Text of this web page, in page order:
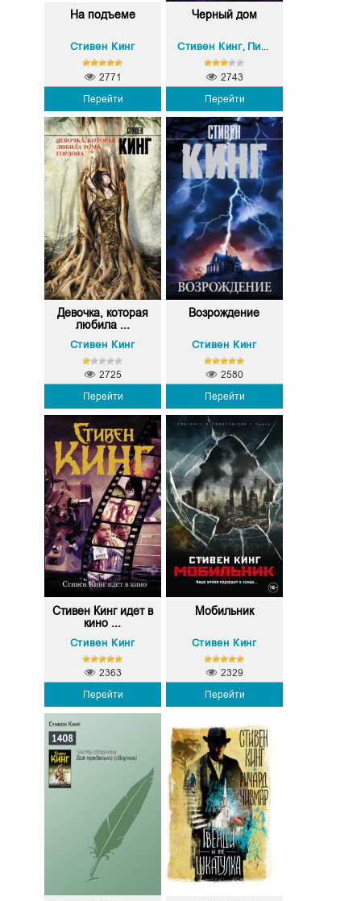
На подъеме
Стивен Кинг
Перейти
2771
Черный дом
Стивен Кинг, Питер Страуб
Перейти
2743
Девочка, которая
любила ...
Стивен Кинг
Перейти
2725
Возрождение
Стивен Кинг
Перейти
2580
Стивен Кинг идет в
кино ...
Стивен Кинг
Перейти
2363
Мобильник
Стивен Кинг
Перейти
2329